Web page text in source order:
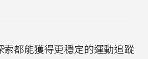
都能獲得更穩定的運動追蹤